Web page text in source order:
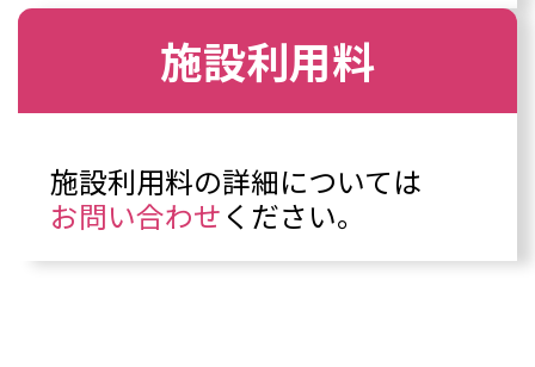
施設利用料
施設利用料の詳細については
お問い合わせ ください。